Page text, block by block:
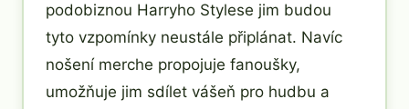
podobiznou Harryho Stylese jim budou
tyto vzpomínky neustále připlánat. Navíc
nošení merche propojuje fanoušky,
umožňuje jim sdílet vášeň pro hudbu a